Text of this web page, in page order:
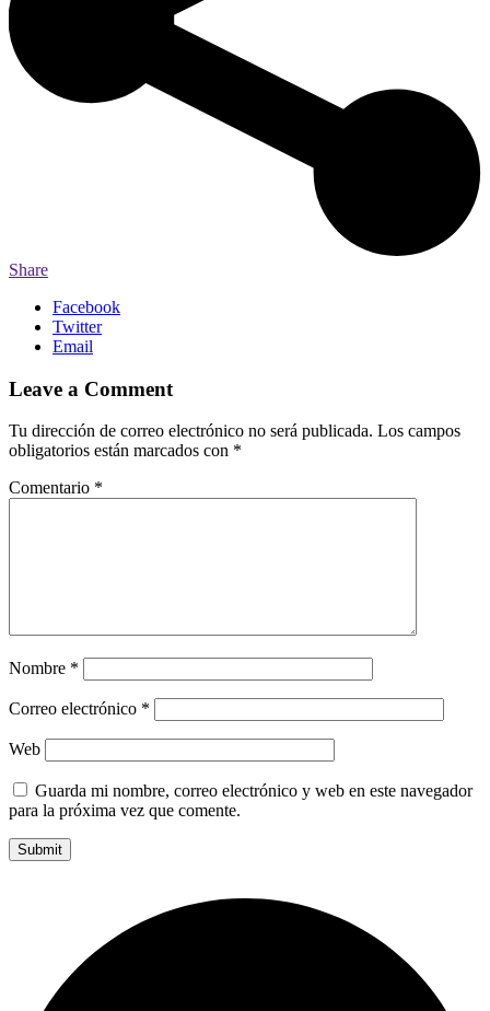
Share
Facebook
Twitter
Email
Leave a Comment
Tu dirección de correo electrónico no será publicada. Los campos
obligatorios están marcados con *
Comentario *
Nombre *
Correo electrónico *
Web
Guarda mi nombre, correo electrónico y web en este navegador
para la próxima vez que comente.